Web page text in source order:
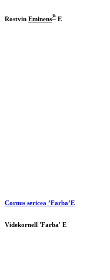
Rostvin Eminens® E
Cornus sericea ’Farba’E
Videkornell 'Farba' E